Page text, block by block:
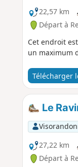
22,57 km
Départ à
Cet endroit
un maximum
Télécharger
Le
27,22 km
Départ à